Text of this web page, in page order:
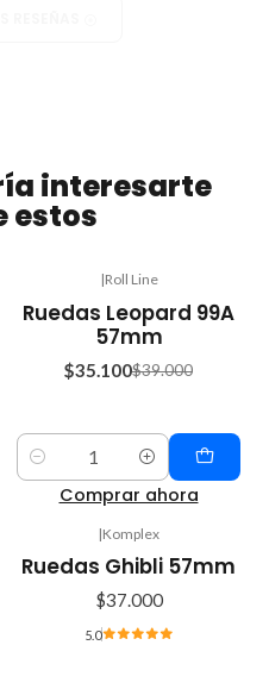
interesarte
estos
-10%
OFF
|Roll Line
Ruedas Leopard 99A
57mm
$35.100$39.000
Cantidad
Comprar ahora
|Komplex
Ruedas Ghibli 57mm
$37.000
5.0